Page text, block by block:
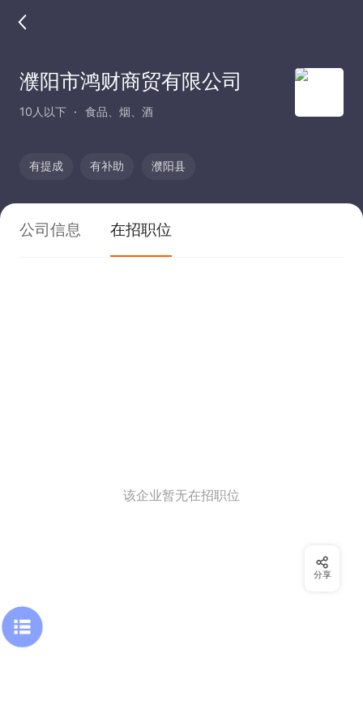
濮阳市鸿财商贸有限公司
10人以下 食品、烟、酒
有提成 有补助 濮阳县
公司信息 在招职位
该企业暂无在招职位
分享